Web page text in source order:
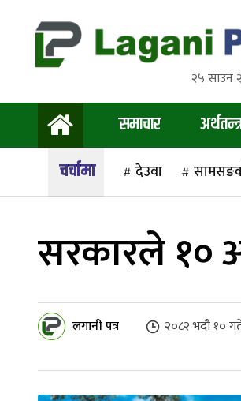
२५ साउन
समाचार
देउवा
सरकारले १०
लगानी पत्र २०८२ भदौ १०